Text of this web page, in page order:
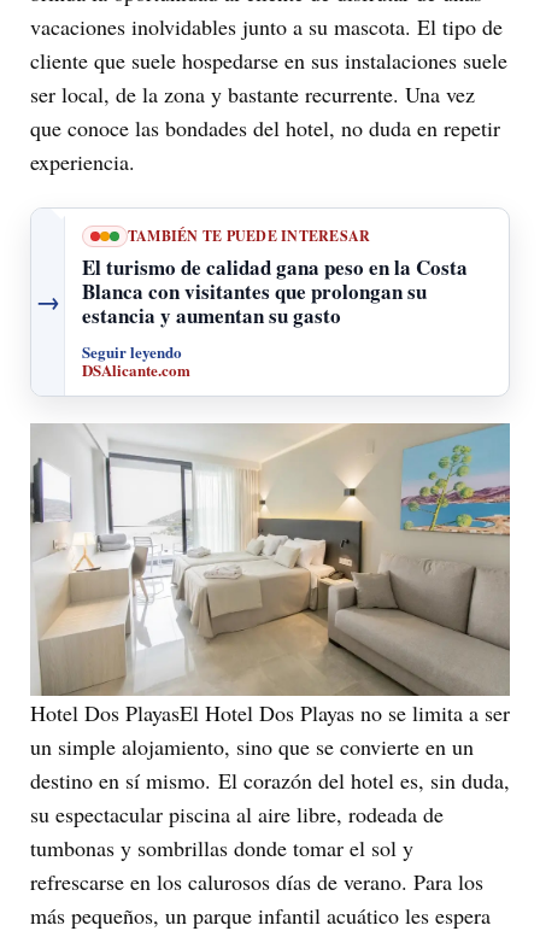
vacaciones inolvidables junto a su mascota. El tipo de
cliente que suele hospedarse en sus instalaciones suele
ser local, de la zona y bastante recurrente. Una vez
que conoce las bondades del hotel, no duda en repetir
experiencia.
→
TAMBIÉN TE PUEDE INTERESAR
El turismo de calidad gana peso en la Costa
Blanca con visitantes que prolongan su
estancia y aumentan su gasto
Seguir leyendo
DSAlicante.com
Hotel Dos PlayasEl Hotel Dos Playas no se limita a ser
un simple alojamiento, sino que se convierte en un
destino en sí mismo. El corazón del hotel es, sin duda,
su espectacular piscina al aire libre, rodeada de
tumbonas y sombrillas donde tomar el sol y
refrescarse en los calurosos días de verano. Para los
más pequeños, un parque infantil acuático les espera